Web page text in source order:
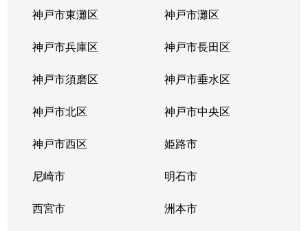
神戸市東灘区 神戸市灘区
神戸市兵庫区 神戸市長田区
神戸市須磨区 神戸市垂水区
神戸市北区 神戸市中央区
神戸市西区 姫路市
尼崎市 明石市
西宮市 洲本市